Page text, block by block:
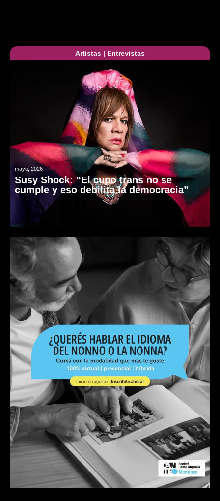
Artistas | Entrevistas
mayo, 2026
Susy Shock: “El cupo trans no se
cumple y eso debilita la democracia”